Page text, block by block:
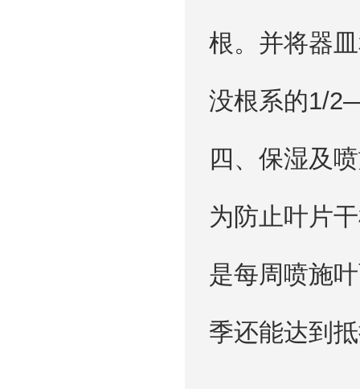
根。并将器
没根系的1/
四、保湿及
为防止叶片
是每周喷施
季还能达到